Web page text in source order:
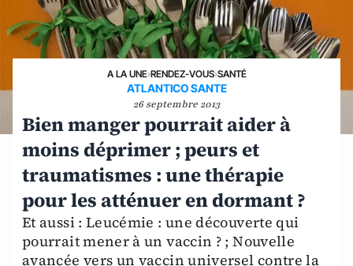
A LA UNE›RENDEZ-VOUS›SANTÉ
ATLANTICO SANTE
26 septembre 2013
Bien manger pourrait aider à
moins déprimer ; peurs et
traumatismes : une thérapie
pour les atténuer en dormant ?
Et aussi : Leucémie : une découverte qui
pourrait mener à un vaccin ? ; Nouvelle
avancée vers un vaccin universel contre la